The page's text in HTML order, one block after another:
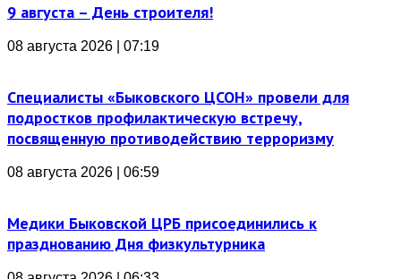
9 августа – День строителя!
08 августа 2026 | 07:19
Специалисты «Быковского ЦСОН» провели для
подростков профилактическую встречу,
посвященную противодействию терроризму
08 августа 2026 | 06:59
Медики Быковской ЦРБ присоединились к
празднованию Дня физкультурника